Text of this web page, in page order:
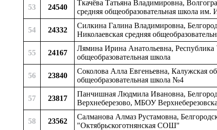
53 24540
Ткачёва Татьяна Владимировна,
средняя общеобразовательная школа
54 24332
Силкина Галина Владимировна,
Николаевская средняя
55 24167
Лямина Ирина Анатольевна,
общеобразовательная школа
56 23840
Соколова Алла Евгеньевна, Калужская
общеобразовательная школа №4
57 23817
Панчишная Людмила Ивановна,
Верхнеберезово, МБОУ
58 23562
Салманова Алмаз Рустамовна,
"Октябрьскоготнянская СОШ"